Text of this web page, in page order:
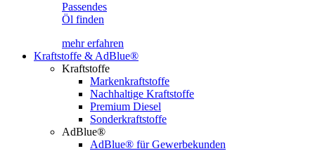
Passendes
Öl finden
mehr erfahren
Kraftstoffe & AdBlue®
Kraftstoffe
Markenkraftstoffe
Nachhaltige Kraftstoffe
Premium Diesel
Sonderkraftstoffe
AdBlue®
AdBlue® für Gewerbekunden